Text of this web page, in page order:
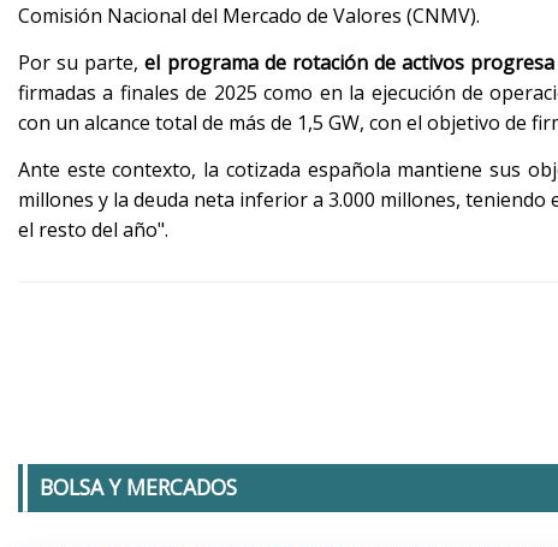
Comisión Nacional del Mercado de Valores (CNMV).
Por su parte,el programa de rotación de activos
firmadas a finales de 2025 como en la ejecución de
con un alcance total de más de 1,5 GW, con el objetivo de
Ante este contexto, la cotizada española mantiene sus
millones y la deuda neta inferior a 3.000 millones,
el resto del año".
BOLSA Y MERCADOS